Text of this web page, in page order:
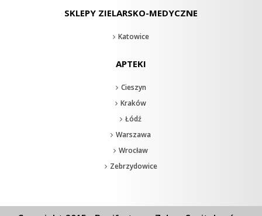
SKLEPY ZIELARSKO-MEDYCZNE
Katowice
APTEKI
Cieszyn
Kraków
Łódź
Warszawa
Wrocław
Zebrzydowice